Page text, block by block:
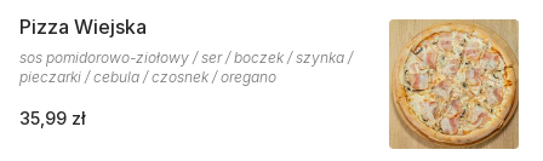
Pizza Wiejska
sos pomidorowo-ziołowy / ser / boczek / szynka /
pieczarki / cebula / czosnek / oregano
35,99 zł